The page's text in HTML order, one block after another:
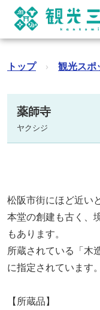
トップ › 観光スポ
薬師寺
ヤクシジ
松阪市街にほど近い
本堂の創建も古く、
もあります。
所蔵されている「木
に指定されています。
【所蔵品】